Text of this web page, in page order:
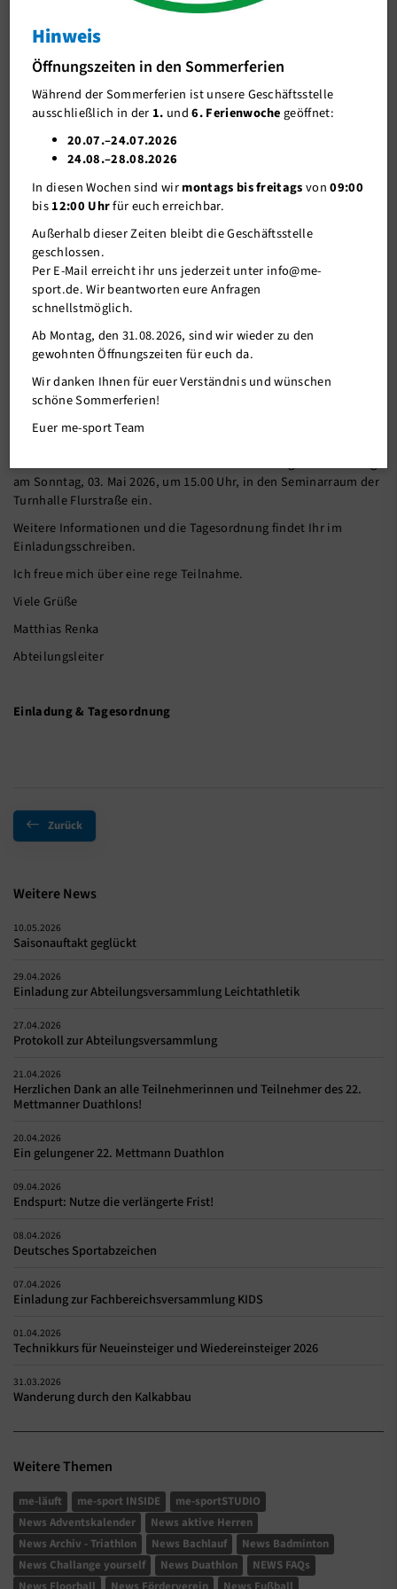
Abteilungsversammlung Basketball 2026
Sonntag, 03. Mai 2026
12.04.2026
Liebe Mitglieder der Basketball-Abteilung,
am Sonntag, 03. Mai 2026, um 15.00 Uhr, in den Seminarraum der
Turnhalle Flurstraße ein.
Weitere Informationen und die Tagesordnung findet Ihr im
Einladungsschreiben.
Ich freue mich über eine rege Teilnahme.
Viele Grüße
Matthias Renka
Abteilungsleiter
Einladung & Tagesordnung
Zurück
Weitere News
10.05.2026
Saisonauftakt geglückt
29.04.2026
Einladung zur Abteilungsversammlung Leichtathletik
27.04.2026
Protokoll zur Abteilungsversammlung
21.04.2026
Herzlichen Dank an alle Teilnehmerinnen und Teilnehmer des 22.
Mettmanner Duathlons!
20.04.2026
Ein gelungener 22. Mettmann Duathlon
09.04.2026
Endspurt: Nutze die verlängerte Frist!
08.04.2026
Deutsches Sportabzeichen
07.04.2026
Einladung zur Fachbereichsversammlung KIDS
01.04.2026
Technikkurs für Neueinsteiger und Wiedereinsteiger 2026
31.03.2026
Wanderung durch den Kalkabbau
Weitere Themen
me-läuft me-sport INSIDE
me-sportSTUDIO
News Adventskalender
News aktive Herren
News Archiv - Triathlon
News Bachlauf
News Badminton
News Challange yourself
News Duathlon
NEWS FAQs
J-Team
Stellenangebote
Förderverein me-sport e.V.
Mitgliederservice
Verantwortung
Hinweis
Öffnungszeiten in den Sommerferien
Während der Sommerferien ist unsere Geschäftsstelle
ausschließlich in der 1. und6. Ferienwochegeöffnet:
20.07.–24.07.2026
24.08.–28.08.2026
In diesen Wochen sind wirmontags bis freitagsvon09:00
bis12:00 Uhrfür euch erreichbar.
Außerhalb dieser Zeiten bleibt die Geschäftsstelle
geschlossen.
Per E-Mail erreicht ihr uns jederzeit unter info@me-
sport.de. Wir beantworten eure Anfragen
schnellstmöglich.
Ab Montag, den 31.08.2026, sind wir wieder zu den
gewohnten Öffnungszeiten für euch da.
Wir danken Ihnen für euer Verständnis und wünschen
schöne Sommerferien!
Euer me-sport Team